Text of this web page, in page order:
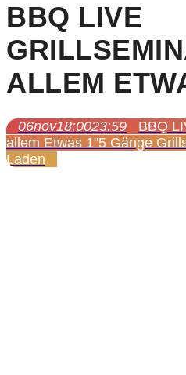
BBQ LIVE
ALLEM
06nov18:0023:59
BBQ
allem Etwas 1"5 Gänge
Laden